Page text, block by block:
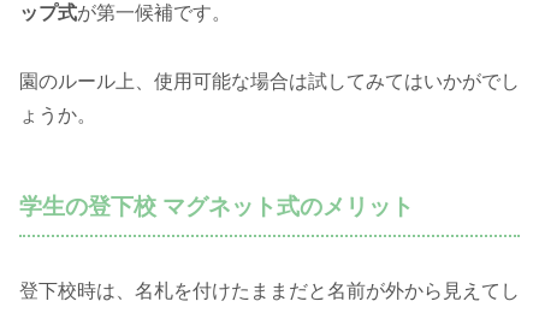
ップ式が第一候補です。
園のルール上、使用可能な場合は試してみてはいかがでし
ょうか。
学生の登下校 マグネット式のメリット
登下校時は、名札を付けたままだと名前が外から見えてし